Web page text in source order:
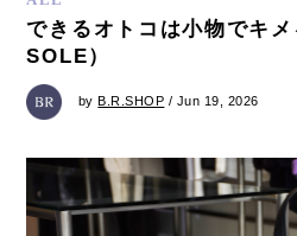
できるオトコは小物でキ
SOLE）
byB.R.SHOP / Jun 19, 2026